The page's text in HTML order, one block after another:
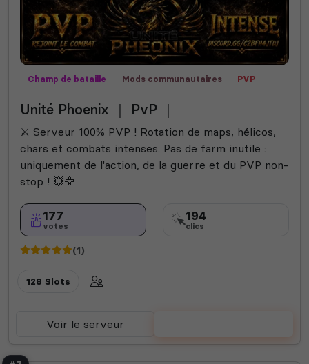
Champ de bataille Mods communautaires
PVP
Unité Phoenix ｜ PvP ｜
⚔️ Serveur 100% PVP ! Rotation de maps, hélicos,
chars et combats intenses. Pas de farm inutile :
uniquement de l'action, de la guerre et du PVP non-
stop ! 💥🦅
177
votes
194
clics
(1)
128 Slots
Voir le serveur